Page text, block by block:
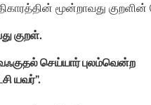
மூன்றாவது
குறள்.
செய்யார் புலம்வென்ற
யவர்”.